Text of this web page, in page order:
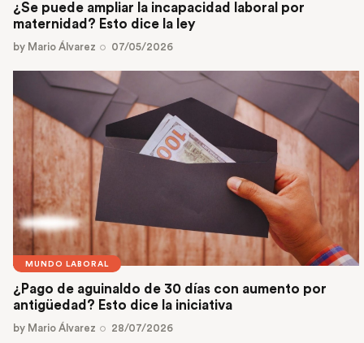
¿Se puede ampliar la incapacidad laboral por
maternidad? Esto dice la ley
by Mario Álvarez 07/05/2026
MUNDO LABORAL
¿Pago de aguinaldo de 30 días con aumento por
antigüedad? Esto dice la iniciativa
by Mario Álvarez 28/07/2026